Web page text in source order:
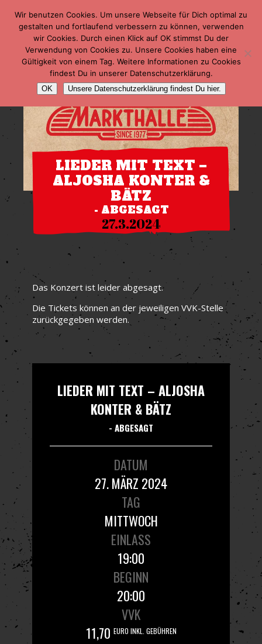
LIEDER MIT TEXT –
ALJOSHA KONTER &
BÄTZ
- ABGESAGT
27.3.2024
Das Konzert ist leider abgesagt.
Die Tickets können an der jeweiligen VVK-Stelle
zurückgegeben werden.
LIEDER MIT TEXT – ALJOSHA
KONTER & BÄTZ
- ABGESAGT
DATUM
27. MÄRZ 2024
TAG
MITTWOCH
EINLASS
19:00
BEGINN
20:00
VVK
11,70 EURO INKL. GEBÜHREN
Wir benutzen Cookies. Um unsere Webseite für Dich optimal zu
gestalten und fortlaufend verbessern zu können, verwenden
wir Cookies. Durch einen Klick auf OK stimmst Du der
Verwendung von Cookies zu. Unsere Cookies haben eine
Gültigkeit von einem Tag. Weitere Informationen zu Cookies
findest Du in unserer Datenschutzerklärung.
OK Unsere Datenschutzerklärung findest Du hier.